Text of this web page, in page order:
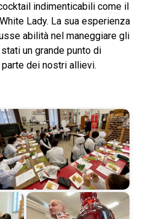
indimenticabili come il
Lady. La sua esperienza
abilità nel maneggiare gli
un grande punto di
dei nostri allievi.